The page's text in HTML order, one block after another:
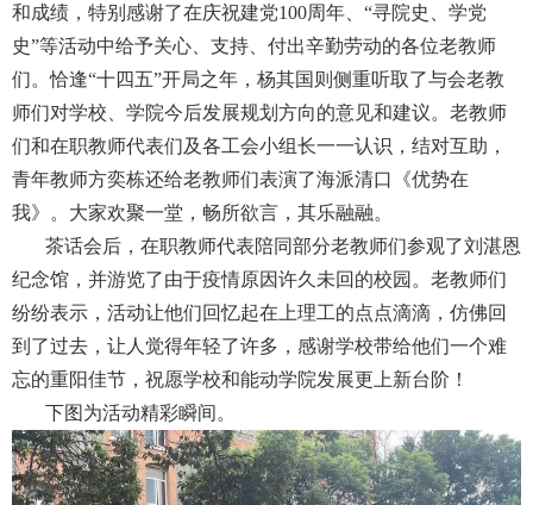
和成绩，特别感谢了在庆祝建党100周年、“寻院史、学党
史”等活动中给予关心、支持、付出辛勤劳动的各位老教师
们。恰逢“十四五”开局之年，杨其国则侧重听取了与会老教
师们对学校、学院今后发展规划方向的意见和建议。老教师
们和在职教师代表们及各工会小组长一一认识，结对互助，
青年教师方奕栋还给老教师们表演了海派清口《优势在
我》。大家欢聚一堂，畅所欲言，其乐融融。
茶话会后，在职教师代表陪同部分老教师们参观了刘湛恩
纪念馆，并游览了由于疫情原因许久未回的校园。老教师们
纷纷表示，活动让他们回忆起在上理工的点点滴滴，仿佛回
到了过去，让人觉得年轻了许多，感谢学校带给他们一个难
忘的重阳佳节，祝愿学校和能动学院发展更上新台阶！
下图为活动精彩瞬间。